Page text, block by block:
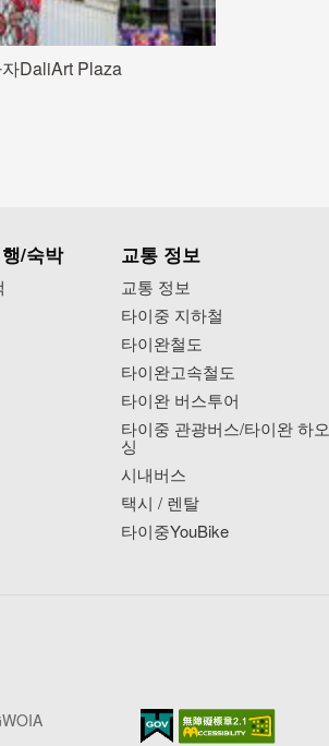
DaliArt Plaza
/숙박 교통 정보
교통 정보
타이중 지하철
타이완철도
타이완고속철도
타이완 버스투어
타이중 관광버스/타이완 하오
싱
시내버스
택시 / 렌탈
타이중YouBike